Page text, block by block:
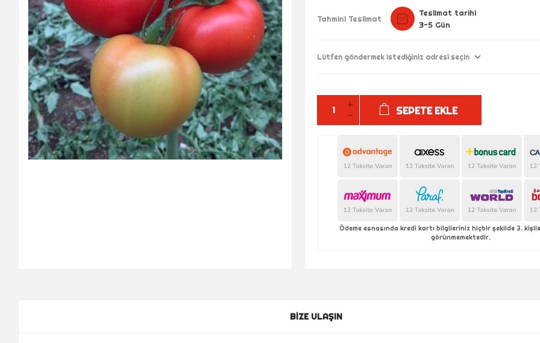
Tahmini Teslimat
Teslimat tarihi
3-5 Gün
Lütfen göndermek istediğiniz adresi seçin
SEPETE EKLE
Ödeme esnasında kredi kartı bilgileriniz hiçbir şekilde 3.
görünmemektedir.
BIZE ULAŞIN